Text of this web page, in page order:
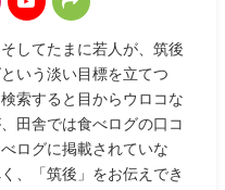
してたまに若人が、筑後
いう淡い目標を立てつ
索すると目からウロコな
田舎では食べログの口コ
ログに掲載されていな
、「筑後」をお伝えでき